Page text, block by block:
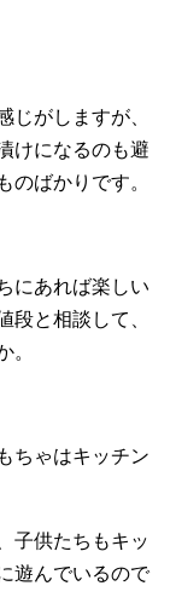
じがしますが、
けになるのも避
のばかりです。
にあれば楽しい
段と相談して、
。
ちゃはキッチン
子供たちもキッ
遊んでいるので